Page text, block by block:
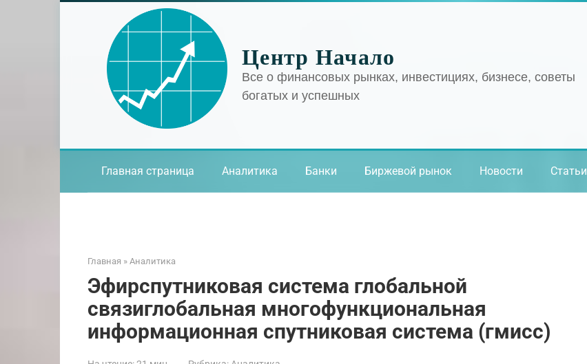
Центр Начало
Все о финансовых рынках, инвестициях, бизнесе, советы
богатых и успешных
Главная страница Аналитика Банки Биржевой рынок Новости Статьи
Главная » Аналитика
Эфирспутниковая система глобальной
связиглобальная многофункциональная
информационная спутниковая система (гмисс)